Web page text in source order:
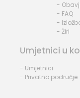
-
- FAQ
-
- Žiri
Umjetnici u
- Umjetnici
- Privatno područje